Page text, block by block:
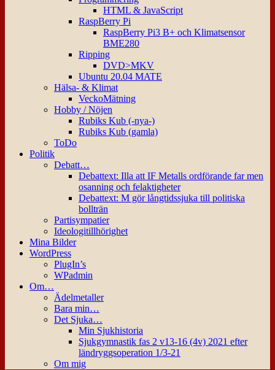
HTML & JavaScript
RaspBerry Pi
RaspBerry Pi3 B+ och Klimatsensor
BME280
Ripping
DVD>MKV
Ubuntu 20.04 MATE
Hälsa- & Klimat
VeckoMätning
Hobby / Nöjen
Rubiks Kub (-nya-)
Rubiks Kub (gamla)
ToDo
Politik
Debatt…
Debattext: Illa att IF Metalls ordförande far men
osanning och felaktigheter
Debattext: M gör långtidssjuka till politiska
bollträn
Partisympatier
Ideologitillhörighet
Mina Bilder
WordPress
PlugIn’s
WPadmin
Om…
Ädelmetaller
Bara min…
Det Sjuka…
Min Sjukhistoria
Sjukgymnastik fas 2 v13-16 (4v) 2021 efter
ländryggsoperation 1/3-21
Om mig